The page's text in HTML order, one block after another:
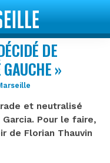
DE
GAUCHE »
et neutralisé
Pour le faire,
de Florian Thauvin